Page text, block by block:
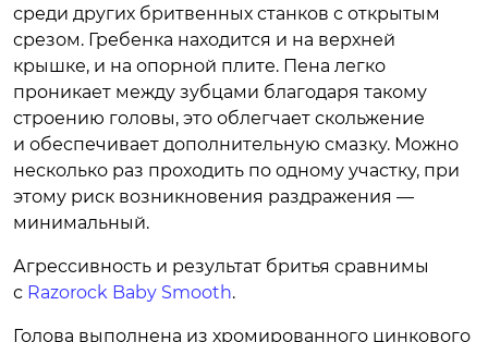
среди других бритвенных станков с открытым
срезом. Гребенка находится и на верхней
крышке, и на опорной плите. Пена легко
проникает между зубцами благодаря такому
строению головы, это облегчает скольжение
и обеспечивает дополнительную смазку. Можно
несколько раз проходить по одному участку, при
этому риск возникновения раздражения —
минимальный.
Агрессивность и результат бритья сравнимы
с Razorock Baby Smooth.
Голова выполнена из хромированного цинкового